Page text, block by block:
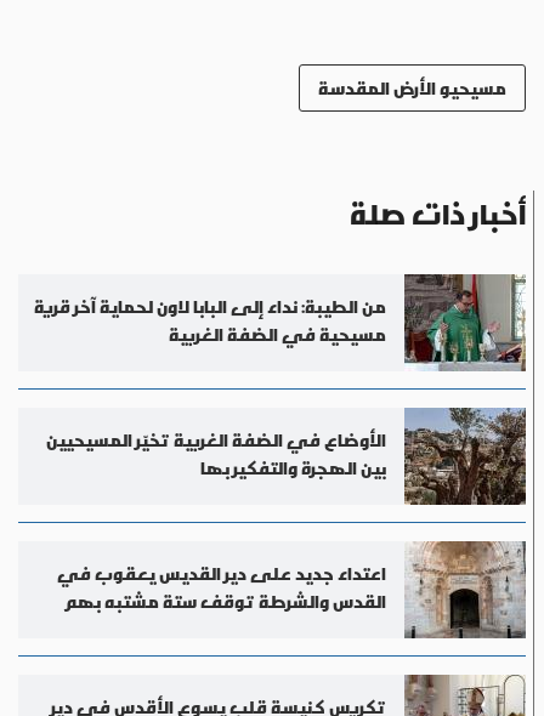
مسيحيو الأرض المقدسة
أخبار ذات صلة
من الطيبة: نداء إلى البابا لاون لحماية آخر قرية
مسيحية في الضفة الغربية
الأوضاع في الضفة الغربية تخيّر المسيحيين
بين الهجرة والتفكير بها
اعتداء جديد على دير القديس يعقوب في
القدس والشرطة توقف ستة مشتبه بهم
تكريس كنيسة قلب يسوع الأقدس في دير